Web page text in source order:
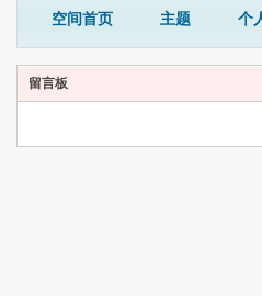
空间首页 主题 个
留言板